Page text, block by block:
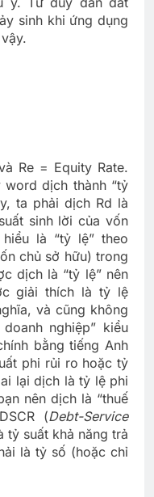
sinh khi ứng dụng
Re = Equity Rate.
dịch thành “tỷ
ta phải dịch Rd là
sinh lời của vốn
là “tỷ lệ” theo
chủ sở hữu) trong
dịch là “tỷ lệ” nên
giải thích là tỷ lệ
và cũng không
nghiệp” kiểu
bằng tiếng Anh
phi rủi ro hoặc tỷ
lại dịch là tỷ lệ phi
nên dịch là “thuế
(Debt-Service
tỷ suất khả năng trả
là tỷ số (hoặc chỉ